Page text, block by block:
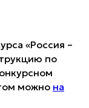
«Россия –
по
можно на